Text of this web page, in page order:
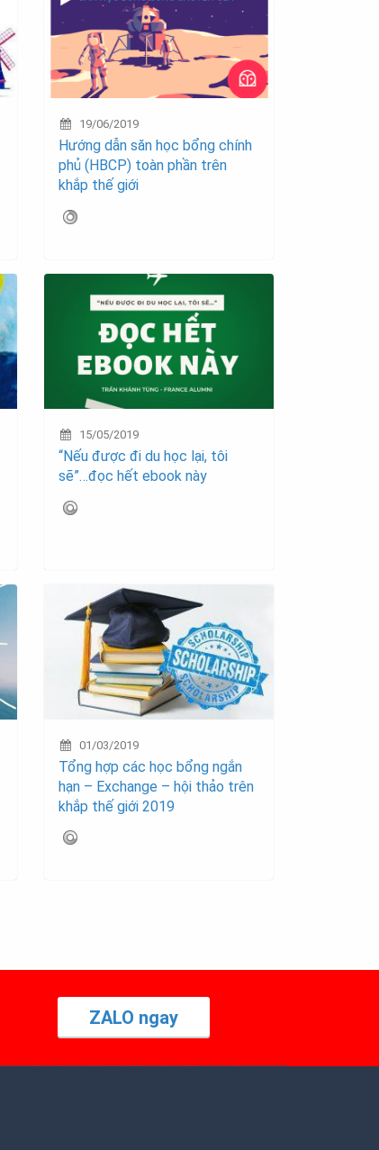
19/06/2019
Hướng dẫn săn học bổng chính
phủ (HBCP) toàn phần trên
khắp thế giới
15/05/2019
“Nếu được đi du học lại, tôi
sẽ”…đọc hết ebook này
01/03/2019
Tổng hợp các học bổng ngắn
hạn – Exchange – hội thảo trên
khắp thế giới 2019
ZALO ngay